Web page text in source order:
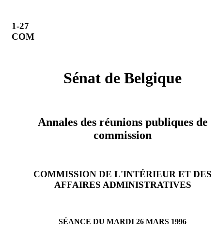
1-27
COM
Sénat de Belgique
Annales des réunions publiques de
commission
COMMISSION DE L'INTÉRIEUR ET DES
AFFAIRES ADMINISTRATIVES
SÉANCE DU MARDI 26 MARS 1996